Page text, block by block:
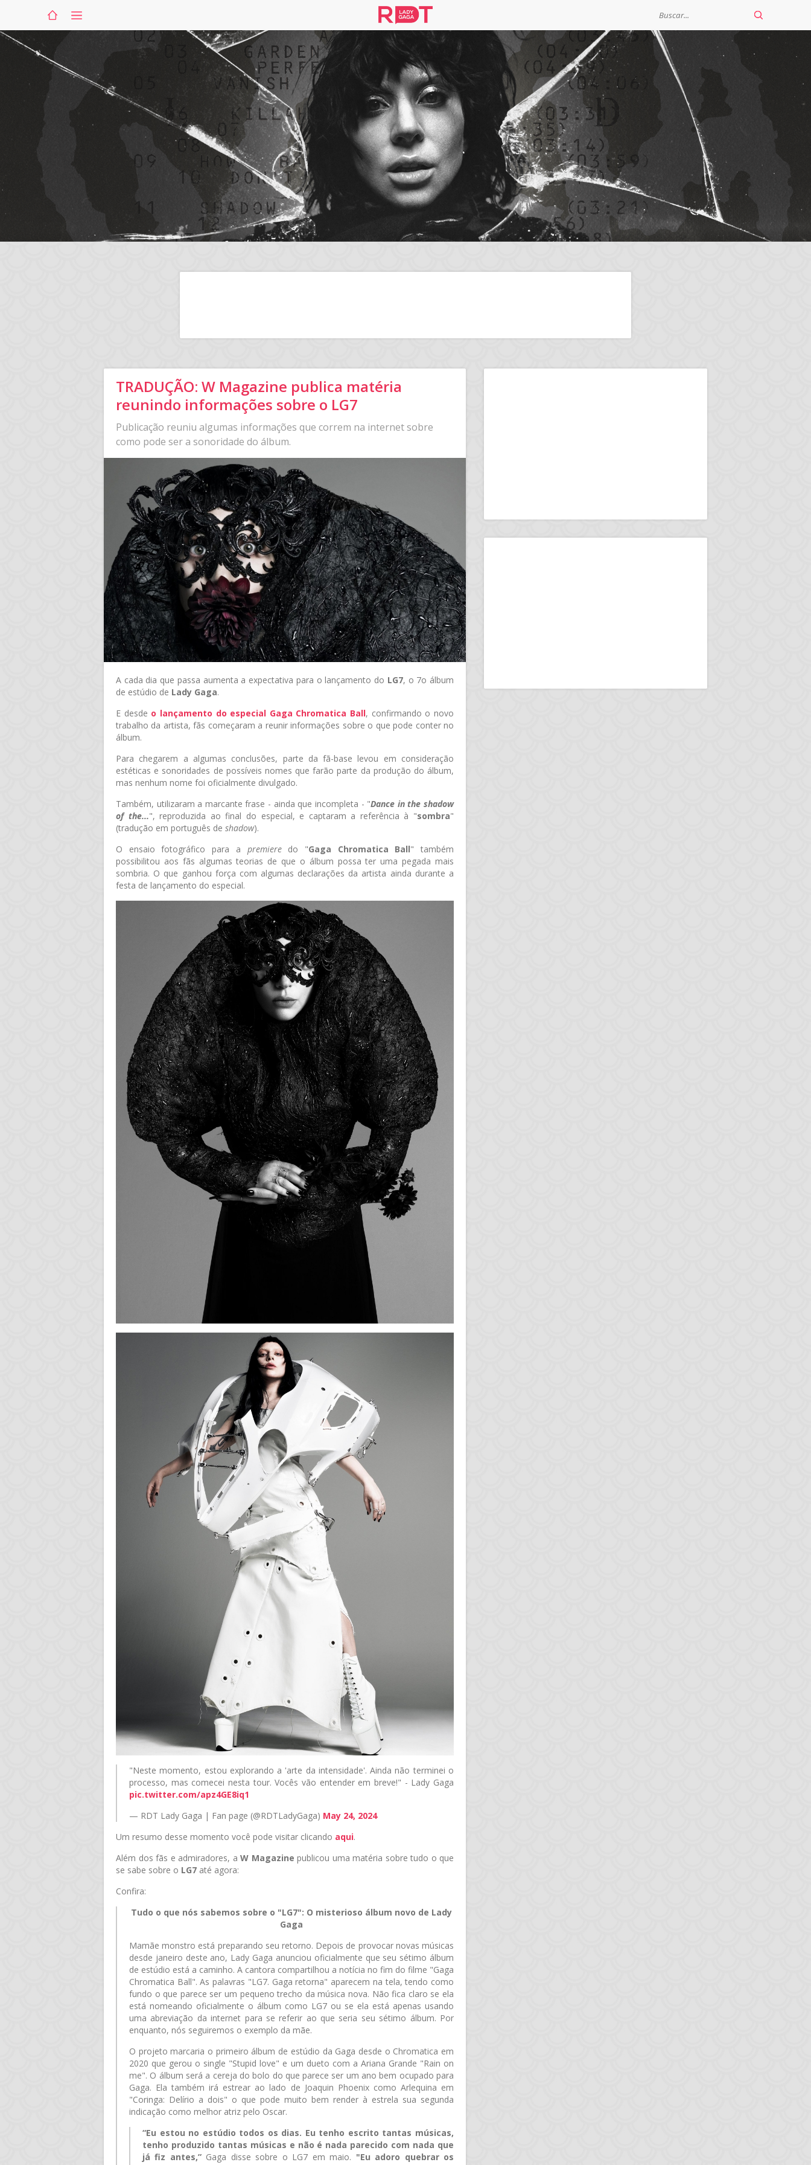
TRADUÇÃO: W Magazine publica matéria
reunindo informações sobre o LG7
Publicação reuniu algumas informações que correm na internet sobre
como pode ser a sonoridade do álbum.
A cada dia que passa aumenta a expectativa para o lançamento do LG7, o 7o álbum
de estúdio de Lady Gaga.
E desde o lançamento do especial Gaga Chromatica Ball, confirmando o novo
trabalho da artista, fãs começaram a reunir informações sobre o que pode conter no
álbum.
Para chegarem a algumas conclusões, parte da fã-base levou em consideração
estéticas e sonoridades de possíveis nomes que farão parte da produção do álbum,
mas nenhum nome foi oficialmente divulgado.
Também, utilizaram a marcante frase - ainda que incompleta - "Dance in the shadow
of the...", reproduzida ao final do especial, e captaram a referência à "sombra"
(tradução em português de shadow).
O ensaio fotográfico para a premieredo "Gaga Chromatica Ball" também
possibilitou aos fãs algumas teorias de que o álbum possa ter uma pegada mais
sombria. O que ganhou força com algumas declarações da artista ainda durante a
festa de lançamento do especial.
"Neste momento, estou explorando a 'arte da intensidade'. Ainda não terminei o
processo, mas comecei nesta tour. Vocês vão entender em breve!" - Lady Gaga
pic.twitter.com/apz4GE8iq1
— RDT Lady Gaga | Fan page (@RDTLadyGaga) May 24, 2024
Um resumo desse momento você pode visitar clicando aqui.
Além dos fãs e admiradores, a W Magazine publicou uma matéria sobre tudo o que
se sabe sobre o LG7 até agora:
Confira:
Tudo o que nós sabemos sobre o "LG7": O misterioso álbum novo de Lady
Gaga
Mamãe monstro está preparando seu retorno. Depois de provocar novas músicas
desde janeiro deste ano, Lady Gaga anunciou oficialmente que seu sétimo álbum
de estúdio está a caminho. A cantora compartilhou a notícia no fim do filme "Gaga
Chromatica Ball". As palavras "LG7. Gaga retorna" aparecem na tela, tendo como
fundo o que parece ser um pequeno trecho da música nova. Não fica claro se ela
está nomeando oficialmente o álbum como LG7 ou se ela está apenas usando
uma abreviação da internet para se referir ao que seria seu sétimo álbum. Por
enquanto, nós seguiremos o exemplo da mãe.
O projeto marcaria o primeiro álbum de estúdio da Gaga desde o Chromatica em
2020 que gerou o single "Stupid love" e um dueto com a Ariana Grande "Rain on
me". O álbum será a cereja do bolo do que parece ser um ano bem ocupado para
Gaga. Ela também irá estrear ao lado de Joaquin Phoenix como Arlequina em
"Coringa: Delírio a dois" o que pode muito bem render à estrela sua segunda
indicação como melhor atriz pelo Oscar.
“Eu estou no estúdio todos os dias. Eu tenho escrito tantas músicas,
tenho produzido tantas músicas e não é nada parecido com nada que
já fiz antes,”Gaga disse sobre o LG7 em maio. "Eu adoro quebrar os